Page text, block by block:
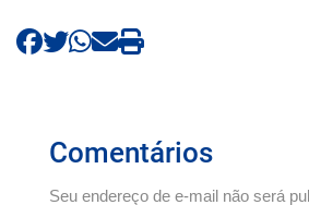
Comentários
Seu endereço de e-mail não será